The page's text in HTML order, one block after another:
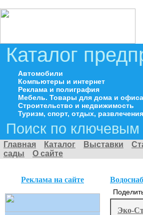
Каталог
Автомобили
Компьютеры и интернет
Реклама и полиграфия
Мебель. Товары для дома и офиса
Строительство и недвижимость
Туризм, спорт, отдых, развлечения
Поиск по
Главная Каталог Выставки
сады
О сайте
Реклама на сайте
Эко-